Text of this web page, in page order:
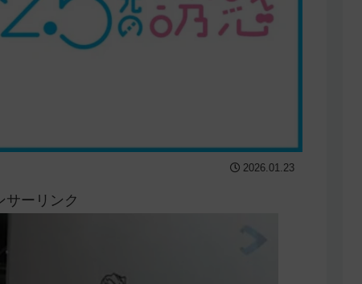
2026.01.23
サーリンク